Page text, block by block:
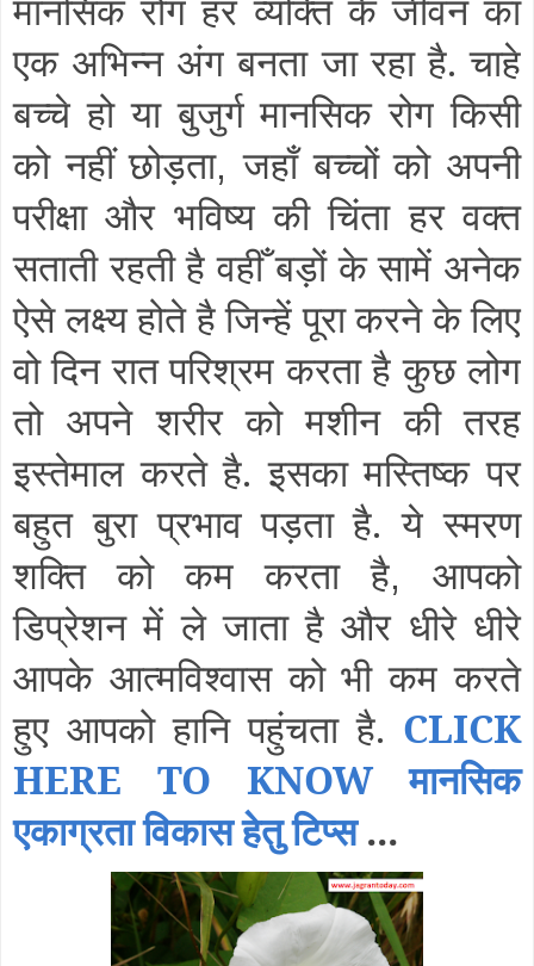
मानसिक रोग हर व्यक्ति के जीवन का
एक अभिन्न अंग बनता जा रहा है. चाहे
बच्चे हो या बुजुर्ग मानसिक रोग किसी
को नहीं छोड़ता,जहाँ बच्चों को अपनी
परीक्षा और भविष्य की चिंता हर वक्त
सताती रहती है वहीँ बड़ों के सामें अनेक
ऐसे लक्ष्य होते है जिन्हें पूरा करने के लिए
वो दिन रात परिश्रम करता है कुछ लोग
तो अपने शरीर को मशीन की तरह
इस्तेमाल करते है. इसका मस्तिष्क पर
बहुत बुरा प्रभाव पड़ता है. ये स्मरण
शक्ति को कम करता है, आपको
डिप्रेशन में ले जाता है और धीरे धीरे
आपके आत्मविश्वास को भी कम करते
हुए आपको हानि पहुंचता है. CLICK
HERE TO KNOW मानसिक
एकाग्रता विकास हेतु टिप्स...